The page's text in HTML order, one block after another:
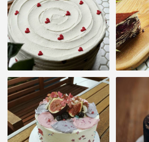
Читать подробнее о наших сырах
Забронировать место